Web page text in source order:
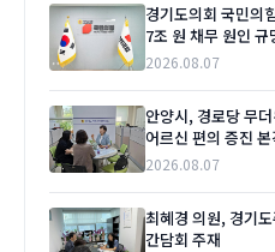
경기도의회 국민
7조 원 채무 원인 규
2026.08.07
안양시, 경로당 무
어르신 편의 증진
2026.08.07
최혜경 의원, 경기
간담회 주재